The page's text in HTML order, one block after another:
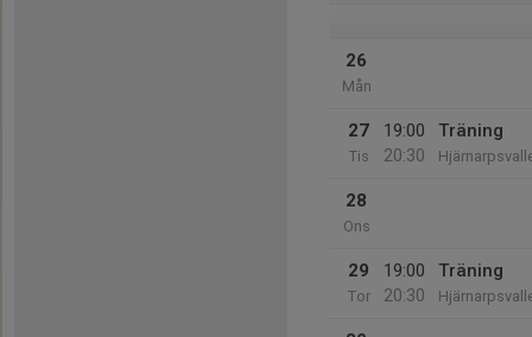
26
Mån
27
Tis
19:00
20:30
Träning
28
Ons
29
Tor
19:00
20:30
Träning